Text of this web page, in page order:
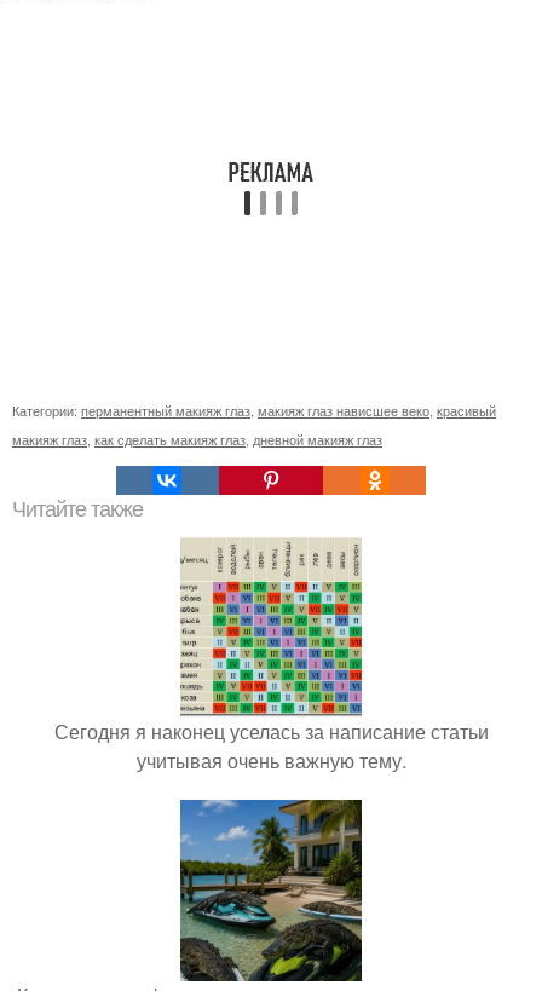
Категории: перманентный макияж глаз макияж глаз нависшее веко красивый
макияж глаз как сделать макияж глаз дневной макияж глаз
Читайте также
Сегодня я наконец уселась за написание статьи
учитывая очень важную тему.